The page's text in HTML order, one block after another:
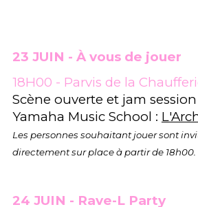
23 JUIN - À vous de jouer
18H00 - Parvis de la
Scène ouverte et jam session
Yamaha Music School :
Les personnes souhaitant jouer sont
directement sur place à partir de 18h00.
24 JUIN - Rave-L Party